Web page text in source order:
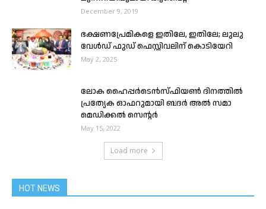
December 9, 2019
ഭക്ഷണപ്രേമികളെ ഇതിലേ, ഇതിലേ; ലുലു
വേൾഡ് ഫുഡ് ഫെസ്റ്റിവലിന് കൊടിയേറി
May 2, 2025
ലോക ഹൈപ്പർടെൻസ്ഫിയൺ ദിനത്തിൽ
പ്രത്യേക ഓഫറുമായി ബദർ അൽ സമാ
മെഡിക്കൽ സെൻ്റർ
May 15, 2022
Load more
HOT NEWS